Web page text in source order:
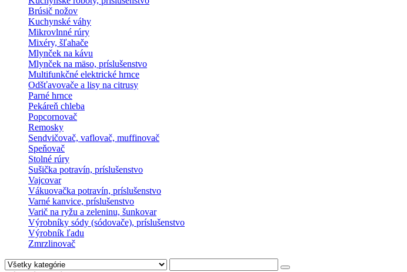
Brúsič nožov
Kuchynské váhy
Mikrovlnné rúry
Mixéry, šľahače
Mlynček na kávu
Mlynček na mäso, príslušenstvo
Multifunkčné elektrické hrnce
Odšťavovače a lisy na citrusy
Parné hrnce
Pekáreň chleba
Popcornovač
Remosky
Sendvičovač, vaflovač, muffinovač
Speňovač
Stolné rúry
Sušička potravín, príslušenstvo
Vajcovar
Vákuovačka potravín, príslušenstvo
Varné kanvice, príslušenstvo
Varič na ryžu a zeleninu, šunkovar
Výrobníky sódy (sódovače), príslušenstvo
Výrobník ľadu
Zmrzlinovač